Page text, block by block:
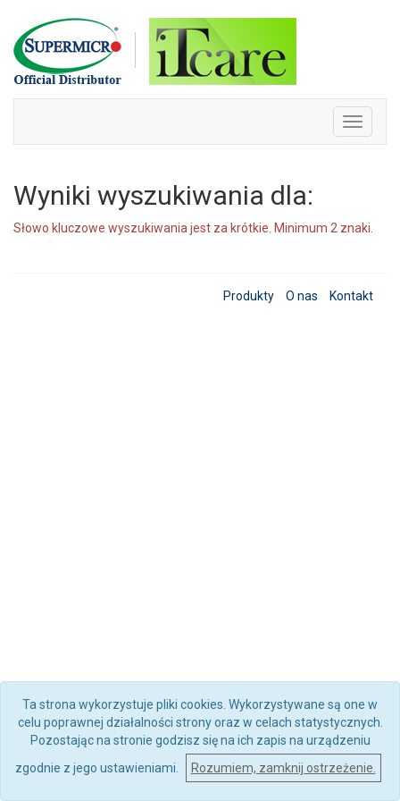
Skip
to
content
Toggle
Wyniki wyszukiwania dla:
Słowo kluczowe wyszukiwania jest za krótkie. Minimum 2 znaki.
Produkty O nas Kontakt
Ta strona wykorzystuje pliki cookies. Wykorzystywane są one w
celu poprawnej działalności strony oraz w celach statystycznych.
Pozostając na stronie godzisz się na ich zapis na urządzeniu
zgodnie z jego ustawieniami.
Rozumiem, zamknij ostrzeżenie.